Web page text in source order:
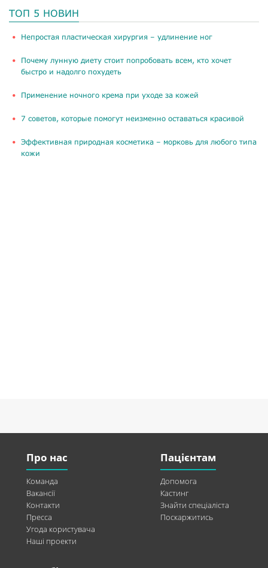
ТОП 5 НОВИН
​Непростая пластическая хирургия – удлинение ног
Почему лунную диету стоит попробовать всем, кто хочет
быстро и надолго похудеть
Применение ночного крема при уходе за кожей
​7 советов, которые помогут неизменно оставаться красивой
​Эффективная природная косметика – морковь для любого типа
кожи
Про нас
Команда
Вакансії
Контакти
Пресса
Угода користувача
Наші проекти
Пацієнтам
Допомога
Кастинг
Знайти спеціаліста
Поскаржитись